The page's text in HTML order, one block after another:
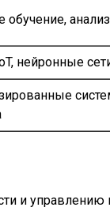
нейронные
и